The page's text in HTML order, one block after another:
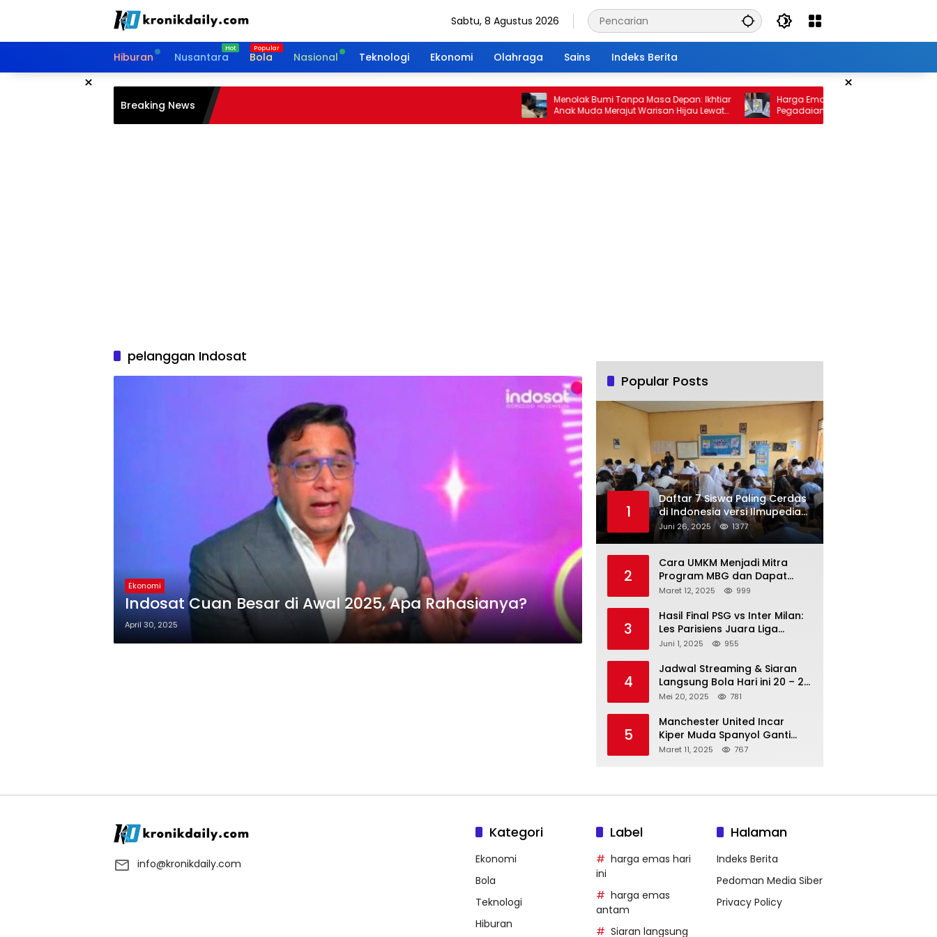
Sabtu, 8 Agustus 2026
Hiburan Nusantara Bola Nasional Teknologi Ekonomi Olahraga Sains Indeks Berita
× ×
Breaking News
Menolak Bumi Tanpa Masa Depan: Ikhtiar
Anak Muda Merajut Warisan Hijau Lewat
Portal Waktu
Harga Emas 10 Februari 2026: Antam dan
Pegadaian Kembali Melonjak
pelanggan Indosat
Ekonomi
Indosat Cuan Besar di Awal 2025, Apa Rahasianya?
April 30, 2025
Popular Posts
1
Daftar 7 Siswa Paling Cerdas
di Indonesia versi Ilmupedia
Tryout UTBK 2025
Juni 26, 2025 1377
2
Cara UMKM Menjadi Mitra
Program MBG dan Dapat
Modal Hingga Rp500 Juta
Maret 12, 2025 999
3
Hasil Final PSG vs Inter Milan:
Les Parisiens Juara Liga
Champions 2025 usai Bantai il
Juni 1, 2025 955
4
Jadwal Streaming & Siaran
Langsung Bola Hari ini 20 – 21
Mei 2025: Manchester City vs
Mei 20, 2025 781
5
Manchester United Incar
Kiper Muda Spanyol Ganti
Andre Onana
Maret 11, 2025 767
info@kronikdaily.com
Kategori
Ekonomi
Bola
Teknologi
Hiburan
Label
harga emas hari
ini
harga emas
antam
Siaran langsung
Halaman
Indeks Berita
Pedoman Media Siber
Privacy Policy